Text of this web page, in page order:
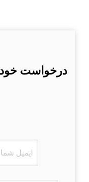
درخواست خود